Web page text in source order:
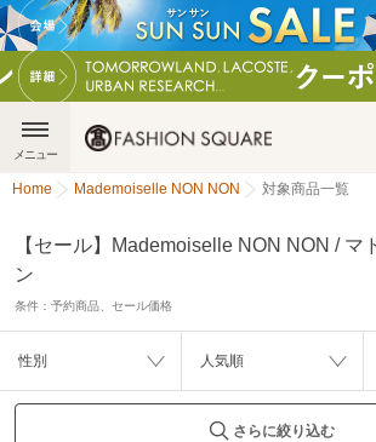
メニュー
Home Mademoiselle NON NON 対象商品一覧
【セール】Mademoiselle NON NON / マ
ン
条件： 予約商品、セール価格
性別 人気順
さらに絞り込む